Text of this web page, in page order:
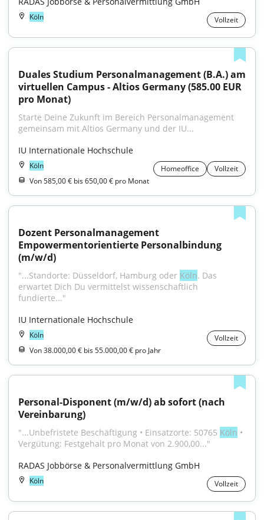
Köln Vollzeit
Duales Studium Personalmanagement (B.A.) am
virtuellen Campus - Altios Germany (585.00 EUR
pro Monat)
Starte Deine Zukunft im Bereich Personalmanagement
gemeinsam mit Altios Germany und der IU...
IU Internationale Hochschule
Köln Homeoffice
Vollzeit
Von 585,00 € bis 650,00 € pro Monat
Dozent Personalmanagement
Empowermentorientierte Personalbindung
(m/w/d)
"...Standorte: Düsseldorf, Hamburg oder Köln. Das
erwartet Dich Du vermittelst wissenschaftlich
fundierte..."
IU Internationale Hochschule
Köln
Vollzeit
Von 38.000,00 € bis 55.000,00 € pro Jahr
Personal-Disponent (m/w/d) ab sofort (nach
Vereinbarung)
"...Unbefristete Beschäftigung • Einsatzorte: 50765 Köln •
Vergütung: Festgehalt pro Monat von 2.900,00..."
RADAS Jobbörse & Personalvermittlung GmbH
Köln Vollzeit